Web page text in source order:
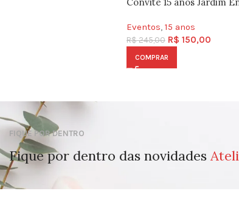
Eventos 15 anos
R$245,00 R$ 150,00
COMPRAR
FIQUE POR DENTRO
Fique por dentro das novidades